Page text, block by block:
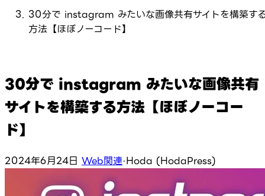
30分で instagram みたいな画像共有サイトを構築す
方法【ほぼノーコード】
30分で instagram みたいな画像共有
サイトを構築する方法【ほぼノーコー
ド】
2024年6月24日 Web関連·Hoda (HodaPress)